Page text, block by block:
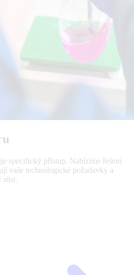
specifický přístup. Nabízíme řešení
vaše technologické požadavky a
růst.